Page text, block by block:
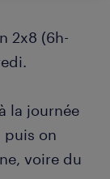
2x8 (6h-
la journée
puis on
voire du